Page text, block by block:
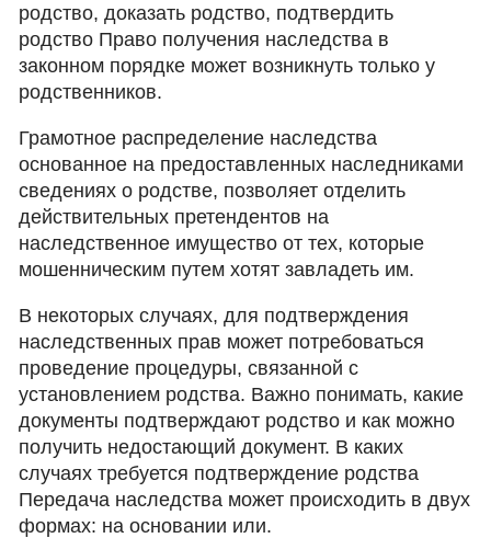
родство, доказать родство, подтвердить
родство Право получения наследства в
законном порядке может возникнуть только у
родственников.
Грамотное распределение наследства
основанное на предоставленных наследниками
сведениях о родстве, позволяет отделить
действительных претендентов на
наследственное имущество от тех, которые
мошенническим путем хотят завладеть им.
В некоторых случаях, для подтверждения
наследственных прав может потребоваться
проведение процедуры, связанной с
установлением родства. Важно понимать, какие
документы подтверждают родство и как можно
получить недостающий документ. В каких
случаях требуется подтверждение родства
Передача наследства может происходить в двух
формах: на основании или.